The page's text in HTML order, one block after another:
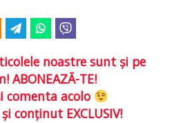
noastre sunt şi pe
ABONEAZĂ-TE!
comenta acolo
conţinut EXCLUSIV!